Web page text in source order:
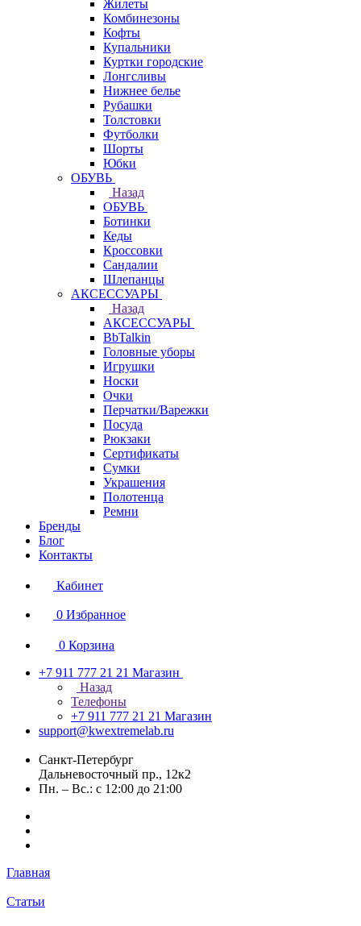
Жилеты
Комбинезоны
Кофты
Купальники
Куртки городские
Лонгсливы
Нижнее белье
Рубашки
Толстовки
Футболки
Шорты
Юбки
ОБУВЬ
Назад
ОБУВЬ
Ботинки
Кеды
Кроссовки
Сандалии
Шлепанцы
АКСЕССУАРЫ
Назад
АКСЕССУАРЫ
BbTalkin
Головные уборы
Игрушки
Носки
Очки
Перчатки/Варежки
Посуда
Рюкзаки
Сертификаты
Сумки
Украшения
Полотенца
Ремни
Бренды
Блог
Контакты
Кабинет
0 Избранное
0 Корзина
+7 911 777 21 21 Магазин
Назад
Телефоны
+7 911 777 21 21 Магазин
support@kwextremelab.ru
Санкт-Петербург
Дальневосточный пр., 12к2
Пн. – Вс.: с 12:00 до 21:00
Главная
Статьи